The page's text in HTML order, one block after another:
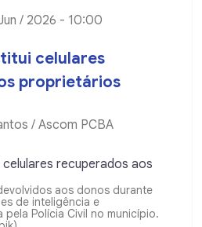
/ 2026 - 10:00
celulares
proprietários
/ Ascom PCBA
aos donos durante
de inteligência e
Polícia Civil no município.